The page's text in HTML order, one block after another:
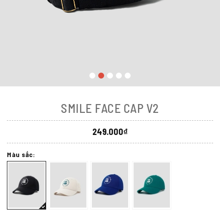
SMILE FACE CAP V2
249.000₫
Màu sắc: